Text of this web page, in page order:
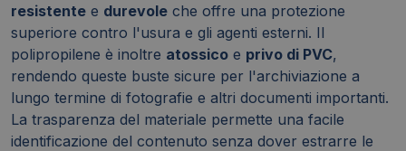
resistente e durevole che offre una protezione
superiore contro l'usura e gli agenti esterni. Il
polipropilene è inoltre atossico e privo di PVC,
rendendo queste buste sicure per l'archiviazione a
lungo termine di fotografie e altri documenti importanti.
La trasparenza del materiale permette una facile
identificazione del contenuto senza dover estrarre le